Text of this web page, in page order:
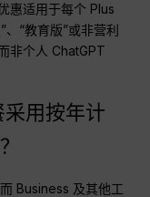
惠适用于每个 Plus
、“教育版”或非营利
非个人 ChatGPT
用按年计
Business 及其他工